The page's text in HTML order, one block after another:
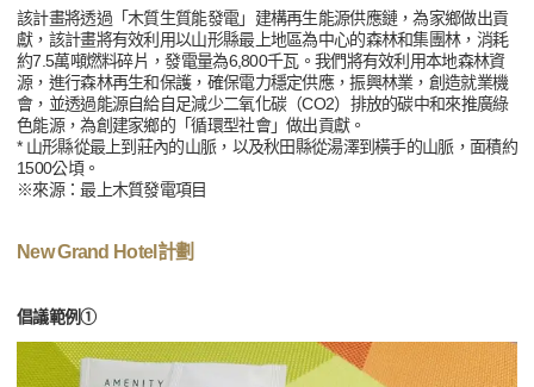
該計畫將透過「木質生質能發電」建構再生能源供應鏈，為家鄉做出貢
獻，該計畫將有效利用以山形縣最上地區為中心的森林和集團林，消耗
約7.5萬噸燃料碎片，發電量為6,800千瓦。我們將有效利用本地森林資
源，進行森林再生和保護，確保電力穩定供應，振興林業，創造就業機
會，並透過能源自給自足減少二氧化碳（CO2）排放的碳中和來推廣綠
色能源，為創建家鄉的「循環型社會」做出貢獻。
* 山形縣從最上到莊內的山脈，以及秋田縣從湯澤到橫手的山脈，面積約
1500公頃。
※來源：最上木質發電項目
New Grand Hotel計劃
倡議範例①